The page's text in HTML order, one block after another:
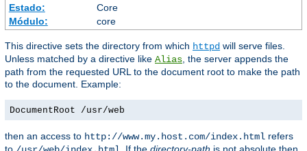
Estado:
Core
Módulo:
core
This directive sets the directory from which httpd will serve files.
Unless matched by a directive like Alias , the server appends the
path from the requested URL to the document root to make the path
to the document. Example:
DocumentRoot /usr/web
then an access to http://www.my.host.com/index.html refers